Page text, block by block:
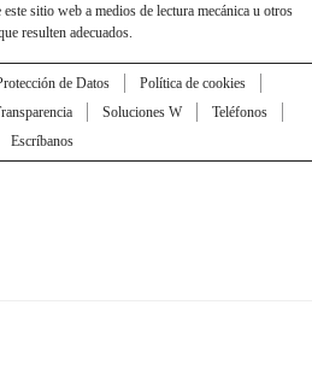
sitio web a medios de lectura mecánica u otros
resulten adecuados.
de Datos
Política de cookies
Soluciones W
Teléfonos
Escríbanos